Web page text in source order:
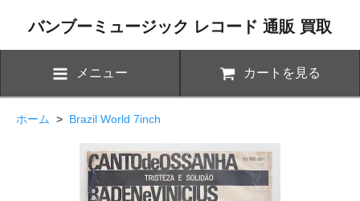
バンブーミュージック レコード 通販 買取
メニュー カートを見る
ホーム > Brazil World 7inch